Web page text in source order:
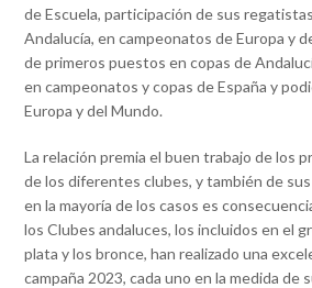
de Escuela, participación de sus
Andalucía, en campeonatos de Europa y
de primeros puestos en copas de
en campeonatos y copas de España y
Europa y del Mundo.
La relación premia el buen trabajo de los
de los diferentes clubes, y también de
en la mayoría de los casos es
los Clubes andaluces, los incluidos en el
plata y los bronce, han realizado una
campaña 2023, cada uno en la medida de